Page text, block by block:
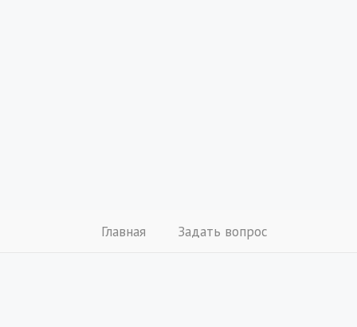
Главная Задать вопрос